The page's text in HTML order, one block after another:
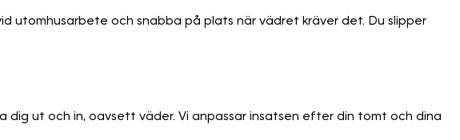
utomhusarbete och snabba på plats när vädret kräver det. Du slipper
ut och in, oavsett väder. Vi anpassar insatsen efter din tomt och dina